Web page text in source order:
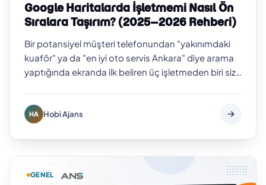
Google Haritalarda İşletmemi Nasıl Ön
Sıralara Taşırım? (2025–2026 Rehberi)
Bir potansiyel müşteri telefonundan "yakınımdaki
kuaför" ya da "en iyi oto servis Ankara" diye arama
yaptığında ekranda ilk beliren üç işletmeden biri siz
HA Hobi Ajans
GENEL